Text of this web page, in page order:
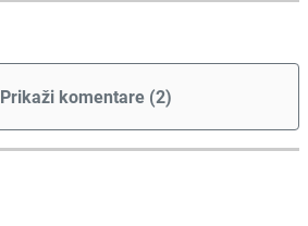
Prikaži komentare (2)